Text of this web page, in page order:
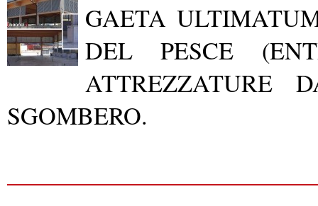
GAETA
DEL PESCE
ATTREZZATURE
SGOMBERO.